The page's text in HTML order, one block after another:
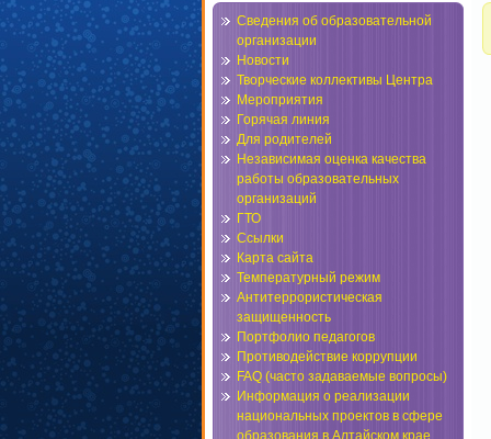
Сведения об образовательной
организации
Новости
Творческие коллективы Центра
Мероприятия
Горячая линия
Для родителей
Независимая оценка качества
работы образовательных
организаций
ГТО
Ссылки
Карта сайта
Температурный режим
Антитеррористическая
защищенность
Портфолио педагогов
Противодействие коррупции
FAQ (часто задаваемые вопросы)
Информация о реализации
национальных проектов в сфере
образования в Алтайском крае